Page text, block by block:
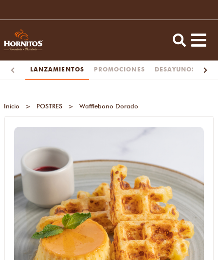
LANZAMIENTOS PROMOCIONES DESAYUNOS
Inicio > POSTRES > Wafflebono Dorado